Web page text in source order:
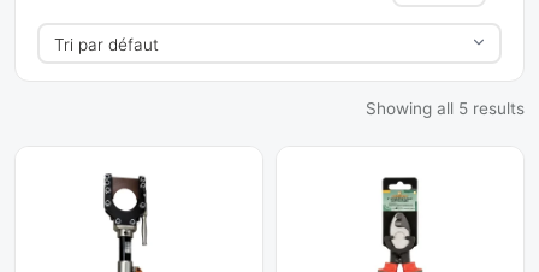
Showing all 5 results